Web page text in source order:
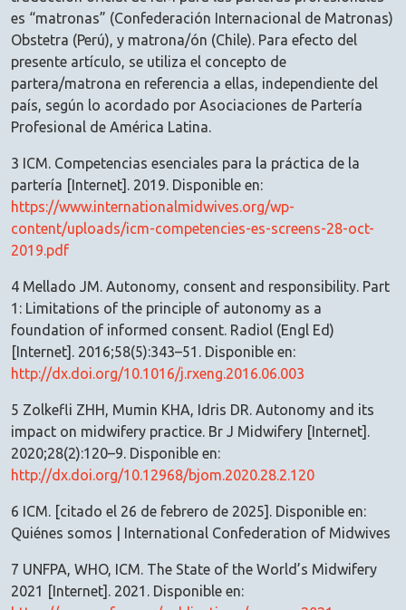
es “matronas” (Confederación Internacional de Matronas)
Obstetra (Perú), y matrona/ón (Chile). Para efecto del
presente artículo, se utiliza el concepto de
partera/matrona en referencia a ellas, independiente del
país, según lo acordado por Asociaciones de Partería
Profesional de América Latina.
3 ICM. Competencias esenciales para la práctica de la
partería [Internet]. 2019. Disponible en:
https://www.internationalmidwives.org/wp-
content/uploads/icm-competencies-es-screens-28-oct-
2019.pdf
4 Mellado JM. Autonomy, consent and responsibility. Part
1: Limitations of the principle of autonomy as a
foundation of informed consent. Radiol (Engl Ed)
[Internet]. 2016;58(5):343–51. Disponible en:
http://dx.doi.org/10.1016/j.rxeng.2016.06.003
5 Zolkefli ZHH, Mumin KHA, Idris DR. Autonomy and its
impact on midwifery practice. Br J Midwifery [Internet].
2020;28(2):120–9. Disponible en:
http://dx.doi.org/10.12968/bjom.2020.28.2.120
6 ICM. [citado el 26 de febrero de 2025]. Disponible en:
Quiénes somos | International Confederation of Midwives
7 UNFPA, WHO, ICM. The State of the World’s Midwifery
2021 [Internet]. 2021. Disponible en: